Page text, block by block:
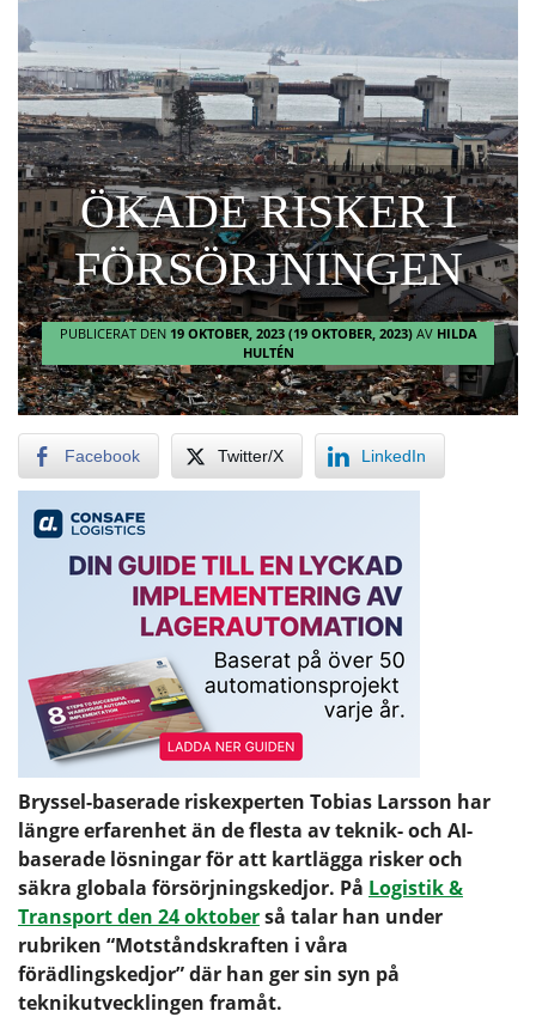
ÖKADE RISKER I
FÖRSÖRJNINGEN
PUBLICERAT DEN 19 OKTOBER, 2023(19 OKTOBER, 2023) AV HILDA
HULTÉN
Facebook Twitter/X LinkedIn
Bryssel-baserade riskexperten Tobias Larsson har
längre erfarenhet än de flesta av teknik- och AI-
baserade lösningar för att kartlägga risker och
säkra globala försörjningskedjor. På Logistik &
Transport den 24 oktoberså talar han under
rubriken “Motståndskraften i våra
förädlingskedjor” där han ger sin syn på
teknikutvecklingen framåt.